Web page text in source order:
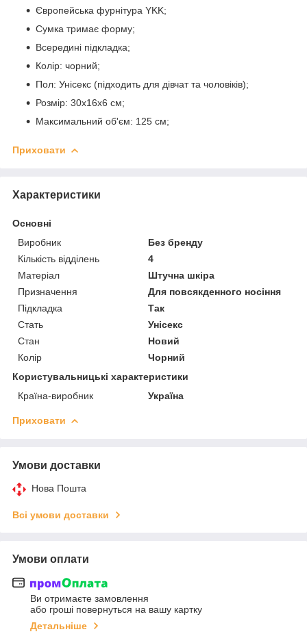
Європейська фурнітура YKK;
Сумка тримає форму;
Всередині підкладка;
Колір: чорний;
Пол: Унісекс (підходить для дівчат та чоловіків);
Розмір: 30x16x6 см;
Максимальний об'єм: 125 см;
Приховати
Характеристики
Основні
Виробник
Без бренду
Кількість відділень
4
Матеріал
Штучна шкіра
Призначення
Для повсякденного носіння
Підкладка
Так
Стать
Унісекс
Стан
Новий
Колір
Чорний
Користувальницькі характеристики
Країна-виробник
Україна
Приховати
Умови доставки
Нова Пошта
Всі умови доставки
Умови оплати
Ви отримаєте замовлення
або гроші повернуться на вашу картку
Детальніше